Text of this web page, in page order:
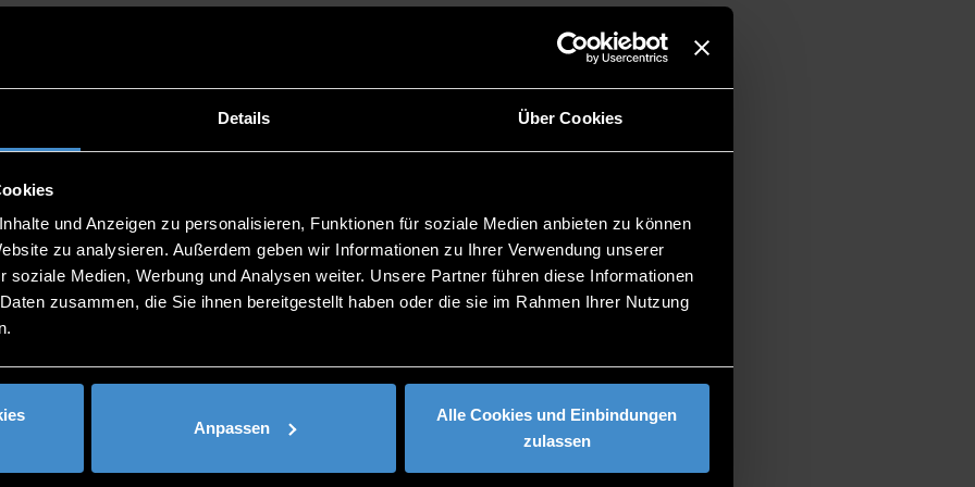
Details Über Cookies
und Anzeigen zu personalisieren, Funktionen für soziale Medien anbieten zu können
zu analysieren. Außerdem geben wir Informationen zu Ihrer Verwendung unserer
soziale Medien, Werbung und Analysen weiter. Unsere Partner führen diese Informationen
zusammen, die Sie ihnen bereitgestellt haben oder die sie im Rahmen Ihrer Nutzung
Anpassen
Alle Cookies und Einbindungen
zulassen
aus den Silicon Valley Program Kohorten 2022-2025 geben.
wieder treffen – oder nie mehr?